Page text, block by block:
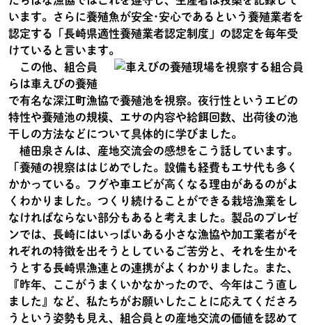
います。さらに養殖魚が安全･安心であるという養殖業者を
認定する「長崎県適性養殖業者認定制度」の認定を毎年受
けていると言います。
この他、組合員
らは車えびの養殖
で有名な深江町漁協で養殖池を視察。夜行性というエビの
特性や養殖池の規模、エサの内容や給餌回数、出荷後の池
干しの方法などについて具体的に学びました。
植田泉さんは、産地交流会の感想をこう話しています。
「養殖の視察ははじめでした。設備も経費もエサ代も多く
かかっている。フグや車エビが高くなる理由があるのがよ
くわかりました。つくり続けることができる栽培漁業をし
なければならない部分もあると考えました。製品のプレゼ
ンでは、長崎にはいっぱいある小さな漁協や加工業者がそ
れぞれの特徴を出そうとしているご苦労と、それを生かそ
うとする長崎県漁連との連携がよくわかりました。また、
『昨年、ここがうまくいかなかったので、今年はこう直し
ました』など、私たちがお願いしたことに応えてくださろ
うという姿勢も見え、組合員との産地交流の価値を認めて